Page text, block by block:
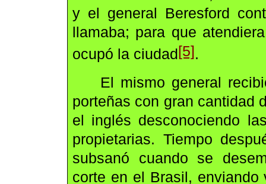
y el general Beresford
llamaba; para que
ocupó la ciudad[5].
El mismo general
porteñas con gran cantidad
el inglés desconociendo
propietarias. Tiempo
subsanó cuando se
corte en el Brasil,